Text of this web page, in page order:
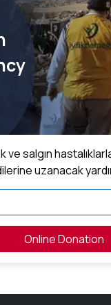
ve salgın
uzanacak
Online Donation